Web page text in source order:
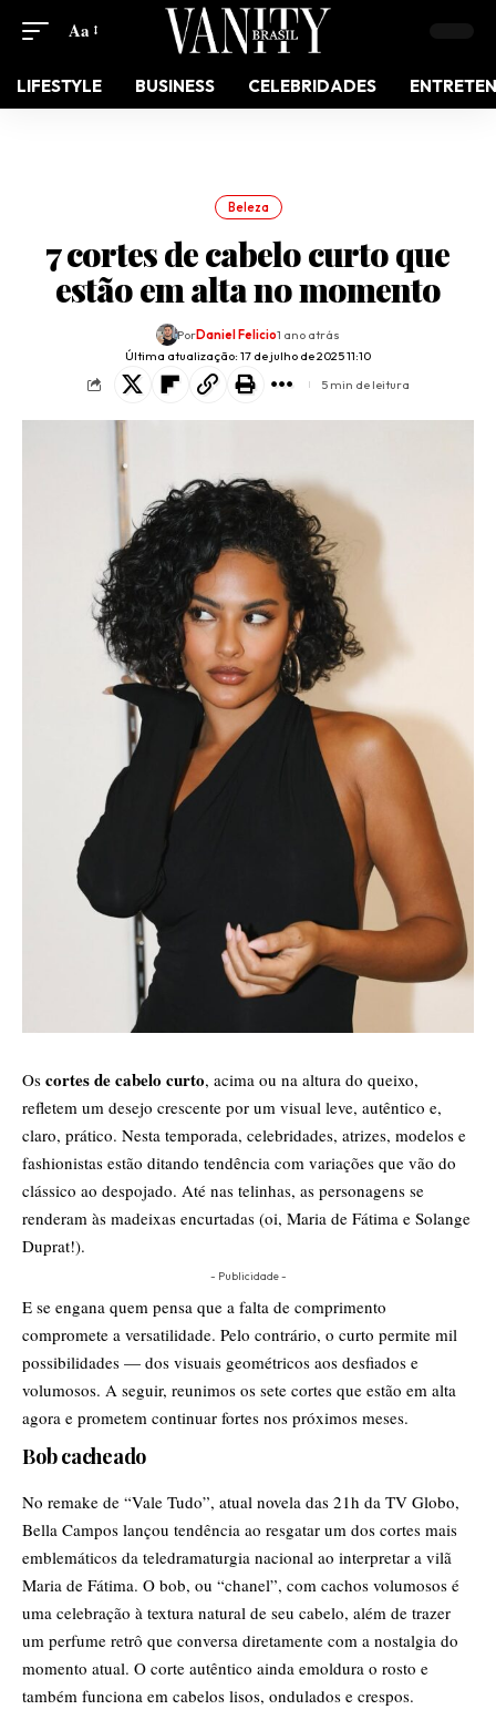
Aa
LIFESTYLE BUSINESS CELEBRIDADES
Beleza
7 cortes de cabelo curto que
estão em alta no momento
Última atualização: 17 de julho de 2025 11:10
PorDaniel Felicio1 ano atrás
5 min de leitura
Os cortes de cabelo curto, acima ou na altura do queixo,
refletem um desejo crescente por um visual leve, autêntico e,
claro, prático. Nesta temporada, celebridades, atrizes, modelos e
fashionistas estão ditando tendência com variações que vão do
clássico ao despojado. Até nas telinhas, as personagens se
renderam às madeixas encurtadas (oi, Maria de Fátima e Solange
Duprat!).
- Publicidade -
E se engana quem pensa que a falta de comprimento
compromete a versatilidade. Pelo contrário, o curto permite mil
possibilidades — dos visuais geométricos aos desfiados e
volumosos. A seguir, reunimos os sete cortes que estão em alta
agora e prometem continuar fortes nos próximos meses.
Bob cacheado
No remake de “Vale Tudo”, atual novela das 21h da TV Globo,
Bella Campos lançou tendência ao resgatar um dos cortes mais
emblemáticos da teledramaturgia nacional ao interpretar a vilã
Maria de Fátima. O bob, ou “chanel”, com cachos volumosos é
uma celebração à textura natural de seu cabelo, além de trazer
um perfume retrô que conversa diretamente com a nostalgia do
momento atual. O corte autêntico ainda emoldura o rosto e
também funciona em cabelos lisos, ondulados e crespos.